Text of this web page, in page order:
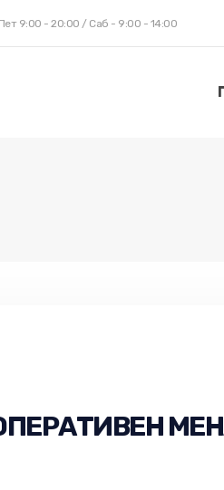
9:00 - 20:00 / Саб - 9:00 - 14:00
ОПЕРАТИВЕН